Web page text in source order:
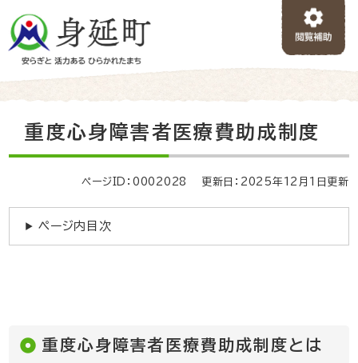
ー
先
重度心身障害者医療費助成制度
ページID：0002028 更新日：2025年12月1日更新
ページ内目次
重度心身障害者医療費助成制度とは